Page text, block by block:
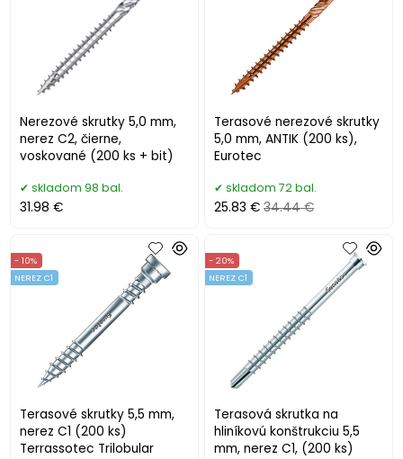
Nerezové skrutky 5,0 mm,
nerez C2, čierne,
voskované (200 ks + bit)
skladom 98 bal.
31.98 €
Terasové nerezové skrutky
5,0 mm, ANTIK (200 ks),
Eurotec
skladom 72 bal.
25.83 € 34.44 €
Terasové skrutky 5,5 mm,
nerez C1 (200 ks)
Terrassotec Trilobular
- 10%
NEREZ C1
Terasová skrutka na
hliníkovú konštrukciu 5,5
mm, nerez C1, (200 ks)
- 20%
NEREZ C1